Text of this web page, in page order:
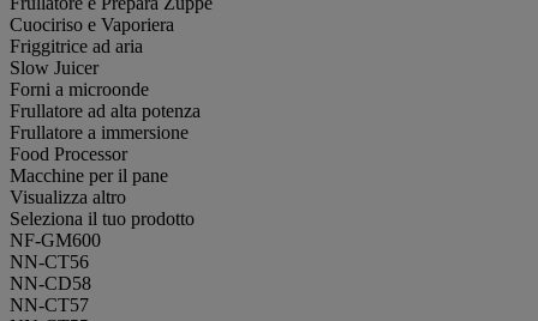
Cuociriso e Vaporiera
Friggitrice ad aria
Slow Juicer
Forni a microonde
Frullatore ad alta potenza
Frullatore a immersione
Food Processor
Macchine per il pane
Visualizza altro
Seleziona il tuo prodotto
NF-GM600
NN-CT56
NN-CD58
NN-CT57